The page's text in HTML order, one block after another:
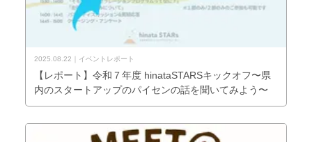
2025.08.22 イベントレポート
【レポート】令和７年度 hinataSTARSキックオフ〜県
内のスタートアップのパイセンの話を聞いてみよう〜